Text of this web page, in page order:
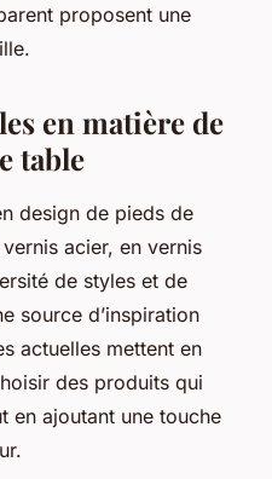
proposent une
en matière de
table
design de pieds de
acier, en vernis
de styles et de
source d’inspiration
actuelles mettent en
des produits qui
en ajoutant une touche